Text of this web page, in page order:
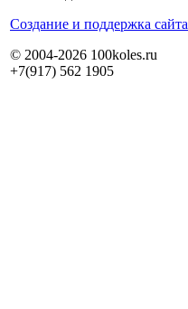
Cоздание и поддержка сайта
© 2004-2026 100koles.ru
+7(917) 562 1905